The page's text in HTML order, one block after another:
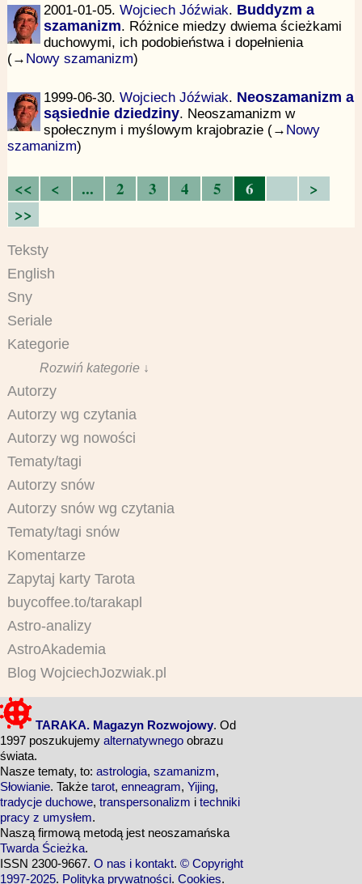
2001-01-05. Wojciech Jóźwiak. Buddyzm a
szamanizm. Różnice miedzy dwiema ścieżkami
duchowymi, ich podobieństwa i dopełnienia
(→ Nowy szamanizm)
1999-06-30. Wojciech Jóźwiak. Neoszamanizm a
sąsiednie dziedziny. Neoszamanizm w
społecznym i myślowym krajobrazie (→ Nowy
szamanizm)
<< < ... 2 3 4 5 6
>
>>
Teksty
English
Sny
Seriale
Kategorie
Rozwiń kategorie ↓
Autorzy
Autorzy wg czytania
Autorzy wg nowości
Tematy/tagi
Autorzy snów
Autorzy snów wg czytania
Tematy/tagi snów
Komentarze
Zapytaj karty Tarota
buycoffee.to/tarakapl
Astro-analizy
AstroAkademia
Blog WojciechJozwiak.pl
TARAKA. Magazyn Rozwojowy. Od
1997 poszukujemy alternatywnego obrazu
świata.
Nasze tematy, to: astrologia, szamanizm,
Słowianie. Także tarot, enneagram, Yijing,
tradycje duchowe, transpersonalizm i techniki
pracy z umysłem.
Naszą firmową metodą jest neoszamańska
Twarda Ścieżka.
ISSN 2300-9667. O nas i kontakt. © Copyright
1997-2025. Polityka prywatności. Cookies.